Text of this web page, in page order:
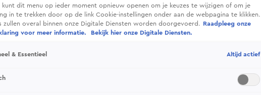
kunt dit menu op ieder moment opnieuw openen om je keuzes te wijzigen of om je
in te trekken door op de link Cookie-instellingen onder aan de webpagina te klikken.
zullen overal binnen onze Digitale Diensten worden doorgevoerd.
Raadpleeg onze
voor meer informatie.
Bekijk hier onze Digitale Diensten.
& Essentieel Altijd actief